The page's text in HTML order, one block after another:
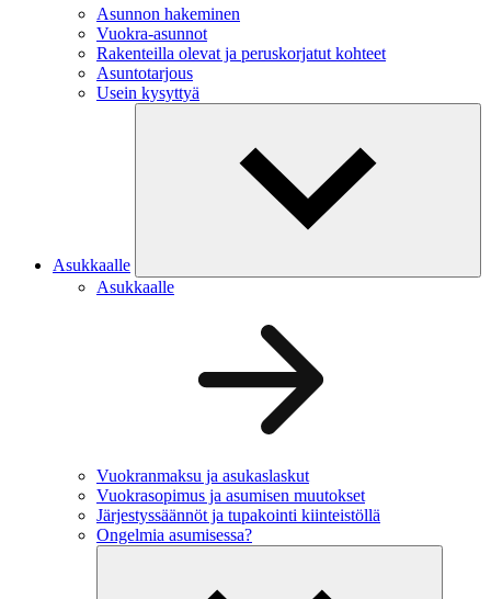
Asunnon hakeminen
Vuokra-asunnot
Rakenteilla olevat ja peruskorjatut kohteet
Asuntotarjous
Usein kysyttyä
Asukkaalle
Asukkaalle
Vuokranmaksu ja asukaslaskut
Vuokrasopimus ja asumisen muutokset
Järjestyssäännöt ja tupakointi kiinteistöllä
Ongelmia asumisessa?